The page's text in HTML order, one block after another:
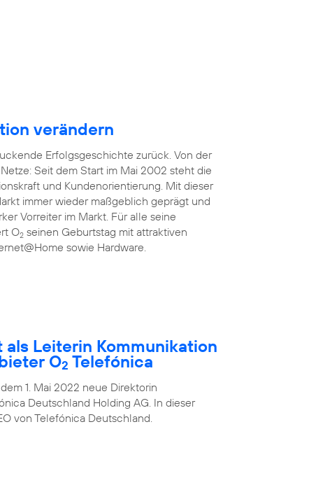
verändern
Erfolgsgeschichte zurück. Von der
Seit dem Start im Mai 2002 steht die
und Kundenorientierung. Mit dieser
immer wieder maßgeblich geprägt und
Vorreiter im Markt. Für alle seine
O2 seinen Geburtstag mit attraktiven
sowie Hardware.
Leiterin Kommunikation
O2 Telefónica
1. Mai 2022 neue Direktorin
Deutschland Holding AG. In dieser
von Telefónica Deutschland.